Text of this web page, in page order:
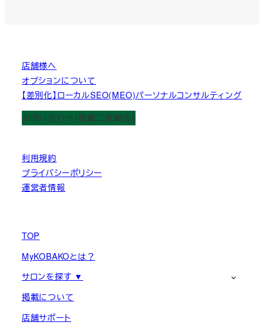
店舗様へ
オプションについて
【差別化】ローカルSEO(MEO)パーソナルコンサルティング
お問い合わせ（掲載ご依頼含）
利用規約
プライバシーポリシー
運営者情報
TOP
MyKOBAKOとは？
サロンを探す ▼
掲載について
店舗サポート